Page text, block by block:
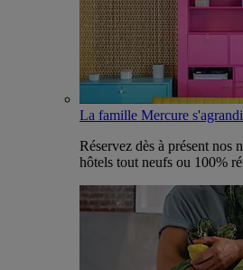
La famille Mercure
Réservez dès à présent nos
hôtels tout neufs ou 100%